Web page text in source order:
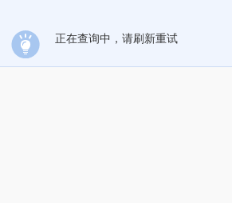
正在查询中，请刷新重试